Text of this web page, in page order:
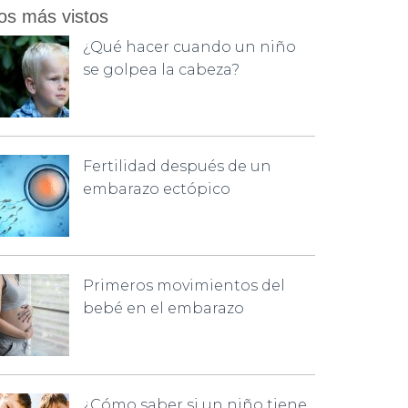
más vistos
¿Qué hacer cuando un niño
se golpea la cabeza?
Fertilidad después de un
embarazo ectópico
Primeros movimientos del
bebé en el embarazo